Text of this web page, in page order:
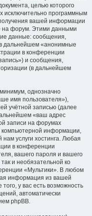
целью которого
исключительно программным
вашей информации
на форум. Этими данными
данные: сообщения,
дальнейшем «анонимные
в конференции
и сообщения,
(в дальнейшем
однозначно
имя пользователя»),
учётной записью (далее
«ваш адрес
записи на форумах
компьютерной информации,
услуги хостинга. Любая
в конференции
вашего пароля и вашего
и необязательной ко
«Мультики». В любом
информация из вашей
у вас есть возможность
автоматически
phpBB.